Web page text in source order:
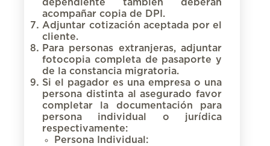
dependiente también deberán
acompañar copia de DPI.
Adjuntar cotización aceptada por el
cliente.
Para personas extranjeras, adjuntar
fotocopia completa de pasaporte y
de la constancia migratoria.
Si el pagador es una empresa o una
persona distinta al asegurado favor
completar la documentación para
persona individual o jurídica
respectivamente:
Persona Individual: